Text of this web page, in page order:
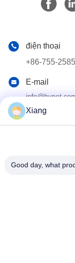
điện thoại
+86-755-
E-mail
Địa chỉ
THÂM
Chính
Xiang
Good day, what